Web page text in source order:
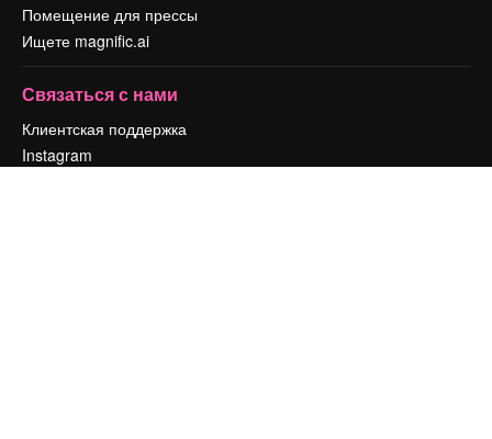
Помещение для прессы
Ищете magnific.ai
Связаться с нами
Клиентская поддержка
Instagram